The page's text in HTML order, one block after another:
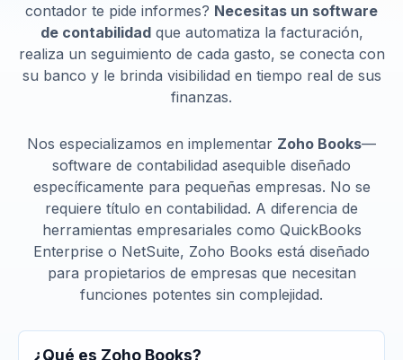
contador te pide informes? Necesitas un software
de contabilidadque automatiza la facturación,
realiza un seguimiento de cada gasto, se conecta con
su banco y le brinda visibilidad en tiempo real de sus
finanzas.
Nos especializamos en implementar Zoho Books—
software de contabilidad asequible diseñado
específicamente para pequeñas empresas. No se
requiere título en contabilidad. A diferencia de
herramientas empresariales como QuickBooks
Enterprise o NetSuite, Zoho Books está diseñado
para propietarios de empresas que necesitan
funciones potentes sin complejidad.
¿Qué es Zoho Books?